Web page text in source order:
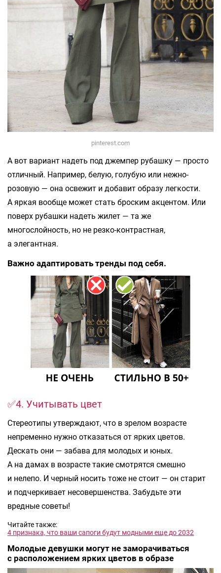
pinterest.com
А вот вариант надеть под джемпер рубашку — просто
отличный. Например, белую, голубую или нежно-
розовую — она освежит и добавит образу легкости.
А яркая вообще может стать броским акцентом. Или
поверх рубашки надеть жилет — та же
многослойность, но не резко-контрастная,
а элегантная.
Важно адаптировать тренды под себя.
✅4. Учитывать цвет
Стереотипы утверждают, что в зрелом возрасте
непременно нужно отказаться от ярких цветов.
Дескать они — забава для молодых и юных.
А на дамах в возрасте такие смотрятся смешно
и нелепо. И черный носить тоже не стоит — он старит
и подчеркивает несовершенства. Забудьте эти
вредные советы!
Читайте также:
4 признака, что ваши сапоги будут модными еще до 2032
Молодые девушки могут не заморачиваться
с расположением ярких цветов в образе